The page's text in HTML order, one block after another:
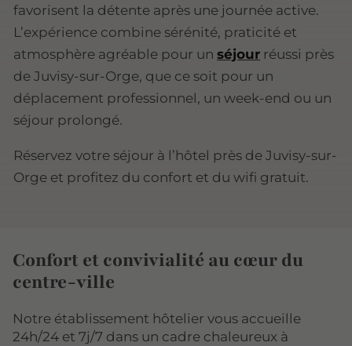
favorisent la détente après une journée active.
L’expérience combine sérénité, praticité et
atmosphère agréable pour un séjour réussi près
de Juvisy-sur-Orge, que ce soit pour un
déplacement professionnel, un week-end ou un
séjour prolongé.
Réservez votre séjour à l’hôtel près de Juvisy-sur-
Orge et profitez du confort et du wifi gratuit.
Confort et convivialité au cœur du
centre-ville
Notre établissement hôtelier vous accueille
24h/24 et 7j/7 dans un cadre chaleureux à